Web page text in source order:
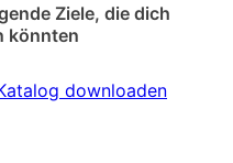
Ziele, die dich
könnten
downloaden